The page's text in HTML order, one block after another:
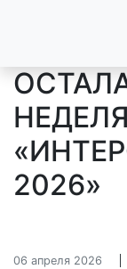
2026»
06 апреля 2026